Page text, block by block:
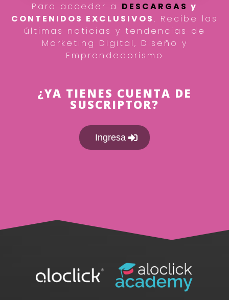
Para acceder a DESCARGAS y
CONTENIDOS EXCLUSIVOS. Recibe las
últimas noticias y tendencias de
Marketing Digital, Diseño y
Emprendedorismo
¿YA TIENES CUENTA DE
SUSCRIPTOR?
Ingresa